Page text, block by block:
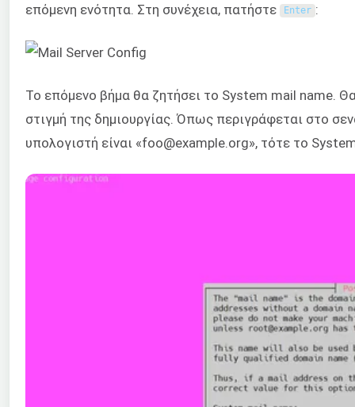
επόμενη ενότητα. Στη συνέχεια, πατήστε
Enter :
Το επόμενο βήμα θα ζητήσει το System mail name.
στιγμή της δημιουργίας. Όπως περιγράφεται στο
υπολογιστή είναι «foo@example.org», τότε το